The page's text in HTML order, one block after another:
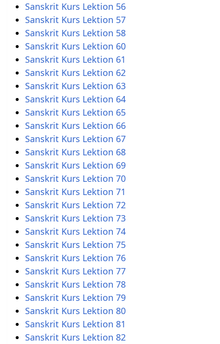
Sanskrit Kurs Lektion 56
Sanskrit Kurs Lektion 57
Sanskrit Kurs Lektion 58
Sanskrit Kurs Lektion 60
Sanskrit Kurs Lektion 61
Sanskrit Kurs Lektion 62
Sanskrit Kurs Lektion 63
Sanskrit Kurs Lektion 64
Sanskrit Kurs Lektion 65
Sanskrit Kurs Lektion 66
Sanskrit Kurs Lektion 67
Sanskrit Kurs Lektion 68
Sanskrit Kurs Lektion 69
Sanskrit Kurs Lektion 70
Sanskrit Kurs Lektion 71
Sanskrit Kurs Lektion 72
Sanskrit Kurs Lektion 73
Sanskrit Kurs Lektion 74
Sanskrit Kurs Lektion 75
Sanskrit Kurs Lektion 76
Sanskrit Kurs Lektion 77
Sanskrit Kurs Lektion 78
Sanskrit Kurs Lektion 79
Sanskrit Kurs Lektion 80
Sanskrit Kurs Lektion 81
Sanskrit Kurs Lektion 82